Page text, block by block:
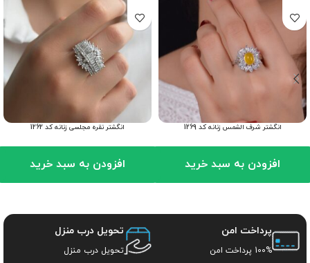
انگشتر شرف الشمس زنانه کد 1269
افزودن به سبد خرید
انگشتر نقره مجلسی زنانه کد 1262
افزودن به سبد خرید
پرداخت امن
100% پرداخت امن
تحویل درب منزل
تحویل درب منزل